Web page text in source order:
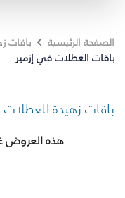
الصفحة الرئيسية باقات
باقات العطلات في إزمير
باقات زهيدة
هذه العروض